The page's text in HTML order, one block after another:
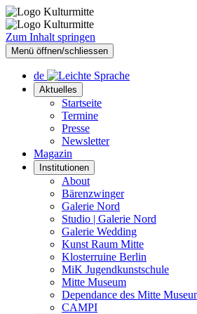
Zum Inhalt springen
Menü öffnen/schliessen
de
Aktuelles
Startseite
Termine
Presse
Newsletter
Magazin
Institutionen
About
Bärenzwinger
Galerie Nord
Studio | Galerie Nord
Galerie Wedding
Kunst Raum Mitte
Klosterruine Berlin
MiK Jugendkunstschule
Mitte Museum
Dependance des Mitte
CAMPI